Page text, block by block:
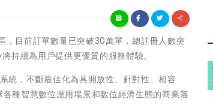
目前訂單數量已突破30萬單，總註冊人數突
持續為用戶提供更優質的服務體驗。
，不斷最佳化為具開放性、針對性、相容
種智慧數位應用場景和數位經濟生態的商業落